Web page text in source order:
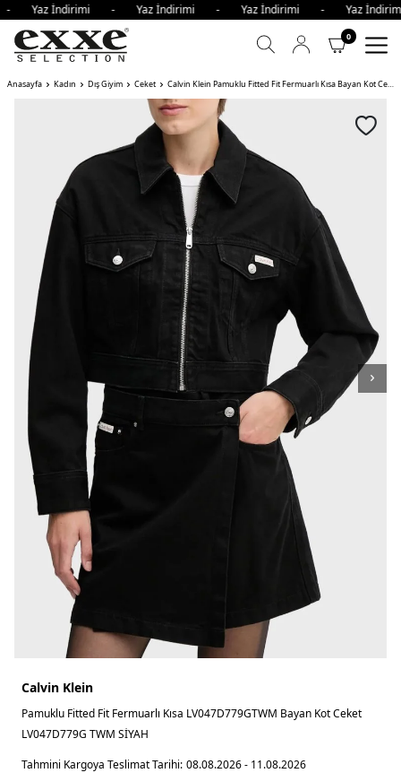
Yaz İndirimi - Yaz İndirimi - Yaz İndirimi - Yaz
0
Anasayfa Kadın Dış Giyim Ceket Calvin Klein Pamuklu Fitted Fit Fermuarlı Kısa Bayan Kot Ceket TWM
Calvin Klein
Pamuklu Fitted Fit Fermuarlı Kısa LV047D779GTWM Bayan Kot Ceket
LV047D779G TWM SİYAH
Tahmini Kargoya Teslimat Tarihi: 08.08.2026 - 11.08.2026